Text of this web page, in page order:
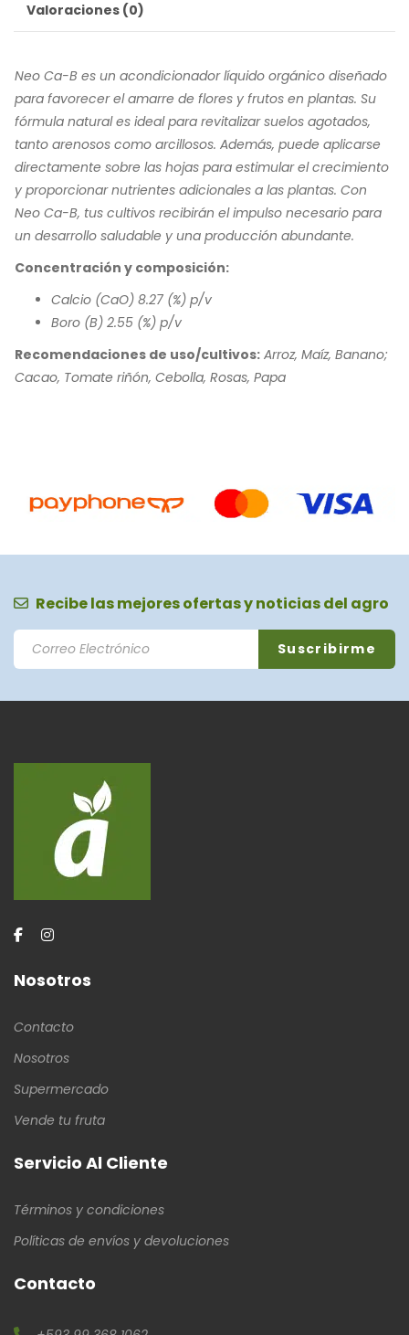
Valoraciones (0)
Neo Ca-B es un acondicionador líquido orgánico diseñado
para favorecer el amarre de flores y frutos en plantas. Su
fórmula natural es ideal para revitalizar suelos agotados,
tanto arenosos como arcillosos. Además, puede aplicarse
directamente sobre las hojas para estimular el crecimiento
y proporcionar nutrientes adicionales a las plantas. Con
Neo Ca-B, tus cultivos recibirán el impulso necesario para
un desarrollo saludable y una producción abundante.
Concentración y composición:
Calcio (CaO) 8.27 (%) p/v
Boro (B) 2.55 (%) p/v
Recomendaciones de uso/cultivos: Arroz, Maíz, Banano;
Cacao, Tomate riñón, Cebolla, Rosas, Papa
Recibe las mejores ofertas y noticias del agro
Nosotros
Contacto
Nosotros
Supermercado
Vende tu fruta
Servicio Al Cliente
Términos y condiciones
Políticas de envíos y devoluciones
Contacto